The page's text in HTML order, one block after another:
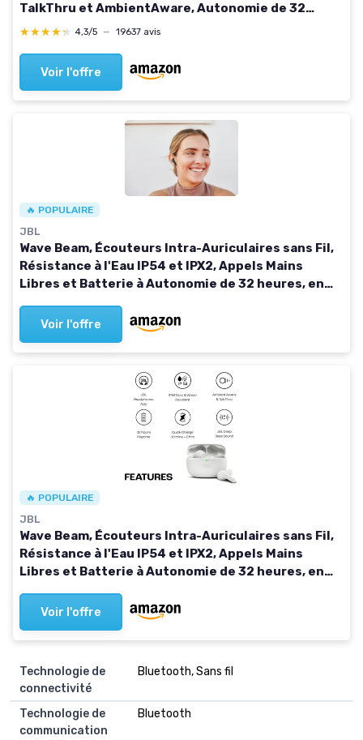
TalkThru et AmbientAware, Autonomie de 32
heures, en Noir
★★★★★
★★★★★ 4,3/5 — 19637 avis
Voir l'offre
🔥 POPULAIRE
JBL
Wave Beam, Écouteurs Intra-Auriculaires sans Fil,
Résistance à l'Eau IP54 et IPX2, Appels Mains
Libres et Batterie à Autonomie de 32 heures, en
Voir l'offre
🔥 POPULAIRE
JBL
Wave Beam, Écouteurs Intra-Auriculaires sans Fil,
Résistance à l'Eau IP54 et IPX2, Appels Mains
Libres et Batterie à Autonomie de 32 heures, en
Voir l'offre
Technologie de
connectivité
‎Bluetooth, Sans fil
Technologie de
communication
‎Bluetooth